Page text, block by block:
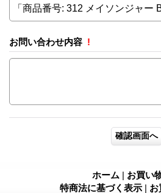
お問い合わせ内容 !
ホーム | お買い
特商法に基づく表示 | お